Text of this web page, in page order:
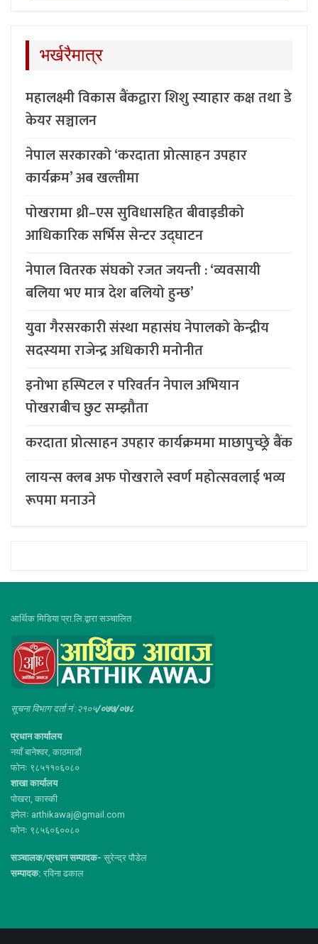
भर्खरैमात्र
महालक्ष्मी विकास बैंकद्वारा शिशु स्याहार कक्ष तथा डे
केयर सञ्चालन
नेपाल सरकारको ‘करदाता प्रोत्साहन उपहार
कार्यक्रम’ अब खल्तीमा
पोखरामा थ्री–एस सुविधासहित बीवाइडीको
आधिकारिक सर्भिस सेन्टर उद्घाटन
नेपाल वितरक संघको रजत जयन्ती : ‘व्यवसायी
बलिया भए मात्र देश बलियो हुन्छ’
युवा गैरसरकारी संस्था महासंघ नेपालको केन्द्रीय
सदस्यमा राजेन्द्र अधिकारी मनोनीत
इनोभा हस्पिटल र परिवर्तन नेपाल अभियान
पोखराबीच छुट सम्झौता
करदाता प्रोत्साहन उपहार कार्यक्रममा माछापुच्छ्र्रे बैंक
लायन्स क्लब अफ पोखराले स्वर्ण महोत्सवलाई भव्य
रूपमा मनाउने
आर्थिक मिडिया प्रा.लि.द्वारा सञ्चालित
सूचना विभाग दर्ता नं :२१०५/०७७/०७८
प्रधान कार्यालय
नयाँ बानेश्वर, काठमाडौं
फोनः ९८५११०६०८०
शाखा कार्यालय
पोखरा, कास्की
इमेलः arthikawaj@gmail.com
फोनः ९८५६०६००८०
सञ्चालक/प्रधान सम्पादक- सुरेन्द्र पौडेल
सम्पादक: रविना ढकाल